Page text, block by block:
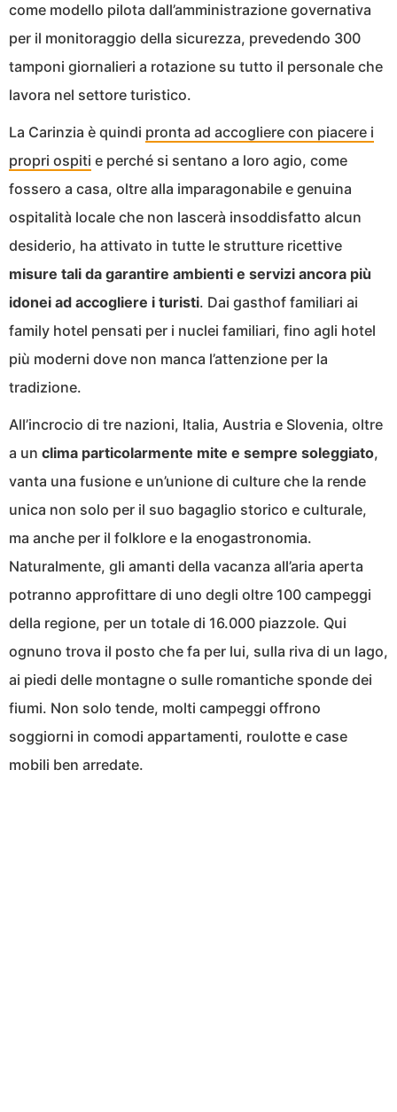
come modello pilota dall’amministrazione governativa
per il monitoraggio della sicurezza, prevedendo 300
tamponi giornalieri a rotazione su tutto il personale che
lavora nel settore turistico.
La Carinzia è quindi pronta ad accogliere con piacere i
propri ospiti e perché si sentano a loro agio, come
fossero a casa, oltre alla imparagonabile e genuina
ospitalità locale che non lascerà insoddisfatto alcun
desiderio, ha attivato in tutte le strutture ricettive
misure tali da garantire ambienti e servizi ancora più
idonei ad accogliere i turisti. Dai gasthof familiari ai
family hotel pensati per i nuclei familiari, fino agli hotel
più moderni dove non manca l’attenzione per la
tradizione.
All’incrocio di tre nazioni, Italia, Austria e Slovenia, oltre
a un clima particolarmente mite e sempre soleggiato,
vanta una fusione e un’unione di culture che la rende
unica non solo per il suo bagaglio storico e culturale,
ma anche per il folklore e la enogastronomia.
Naturalmente, gli amanti della vacanza all’aria aperta
potranno approfittare di uno degli oltre 100 campeggi
della regione, per un totale di 16.000 piazzole. Qui
ognuno trova il posto che fa per lui, sulla riva di un lago,
ai piedi delle montagne o sulle romantiche sponde dei
fiumi. Non solo tende, molti campeggi offrono
soggiorni in comodi appartamenti, roulotte e case
mobili ben arredate.